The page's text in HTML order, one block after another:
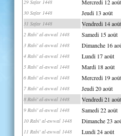
29 Safar 1448 Mercredi 12 août
30 Safar 1448 Jeudi 13 août
31 Safar 1448 Vendredi 14 août
2 Rabi' al-awwal 1448 Samedi 15 août
3 Rabi' al-awwal 1448 Dimanche 16
4 Rabi' al-awwal 1448 Lundi 17 août
5 Rabi' al-awwal 1448 Mardi 18 août
6 Rabi' al-awwal 1448 Mercredi 19 août
7 Rabi' al-awwal 1448 Jeudi 20 août
8 Rabi' al-awwal 1448 Vendredi 21 août
9 Rabi' al-awwal 1448 Samedi 22 août
10 Rabi' al-awwal 1448 Dimanche 23
11 Rabi' al-awwal 1448 Lundi 24 août